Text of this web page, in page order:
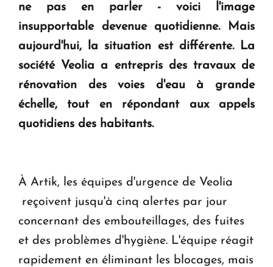
Le premier hôtel Hyatt Regency d'Arménie
ouvrira ses portes à Dilijan
ne pas en parler - voici l'image
insupportable devenue quotidienne. Mais
aujourd'hui, la situation est différente. La
société Veolia a entrepris des travaux de
rénovation des voies d'eau à grande
échelle, tout en répondant aux appels
quotidiens des habitants.
À Artik, les équipes d'urgence de Veolia
reçoivent jusqu'à cinq alertes par jour
concernant des embouteillages, des fuites
et des problèmes d'hygiène. L'équipe réagit
rapidement en éliminant les blocages, mais